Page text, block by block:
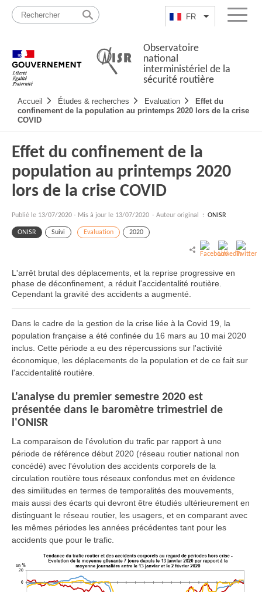
Passer
contenu
FR Lister lesMenu
Observatoire
national
interministériel de la
sécurité routière
principale
Accueil Études & recherches Evaluation
Effet du
confinement de la population au printemps 2020 lors de la crise
COVID
Effet du confinement de la
population au printemps 2020
lors de la crise COVID
Publié le 13/07/2020 - Mis à jour le 13/07/2020 - Auteur original : ONISR
ONISR Suivi Evaluation 2020
L'arrêt brutal des déplacements, et la reprise progressive en
phase de déconfinement, a réduit l'accidentalité routière.
Cependant la gravité des accidents a augmenté.
Dans le cadre de la gestion de la crise liée à la Covid 19, la
population française a été confinée du 16 mars au 10 mai 2020
inclus. Cette période a eu des répercussions sur l'activité
économique, les déplacements de la population et de ce fait sur
l'accidentalité routière.
L'analyse du premier semestre 2020 est
présentée dans le baromètre trimestriel de
l'ONISR
La comparaison de l'évolution du trafic par rapport à une
période de référence début 2020 (réseau routier national non
concédé) avec l'évolution des accidents corporels de la
circulation routière tous réseaux confondus met en évidence
des similitudes en termes de temporalités des mouvements,
mais aussi des écarts qui devront être étudiés ultérieurement en
distinguant le réseau routier, les usagers, et en comparant avec
les mêmes périodes les années précédentes tant pour les
accidents que pour le trafic.